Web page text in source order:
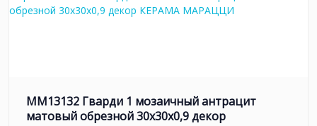
MM13132 Гварди 1 мозаичный антрацит
матовый обрезной 30x30x0,9 декор